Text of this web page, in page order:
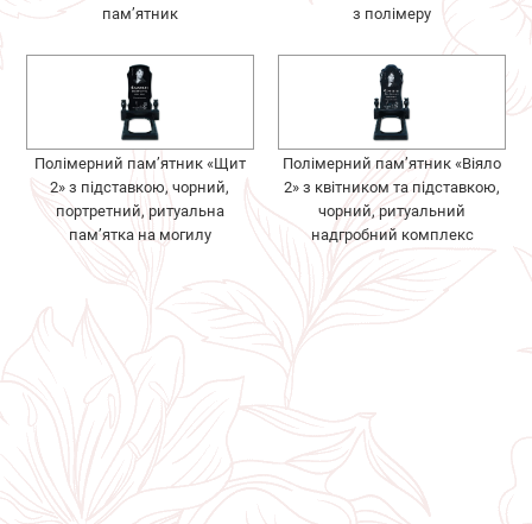
пам’ятник
з полімеру
Полімерний пам’ятник «Щит
2» з підставкою, чорний,
портретний, ритуальна
пам’ятка на могилу
Полімерний пам’ятник «Віяло
2» з квітником та підставкою,
чорний, ритуальний
надгробний комплекс